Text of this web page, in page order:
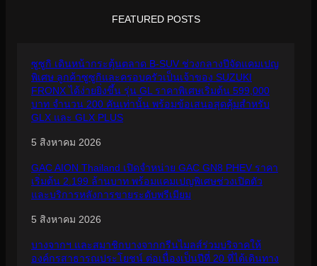
FEATURED POSTS
ซูซูกิ เดินหน้ากระตุ้นตลาด B-SUV ช่วงกลางปีจัดแคมเปญ
พิเศษ ลูกค้าซูซูกิและครอบครัวเป็นเจ้าของ SUZUKI
FRONX ได้ง่ายยิ่งขึ้น รุ่น GL ราคาพิเศษเริ่มต้น 599,000
บาท จำนวน 200 คันเท่านั้น พร้อมข้อเสนอสุดคุ้มสำหรับ
GLX และ GLX PLUS
5 สิงหาคม 2026
GAC AION Thailand เปิดจำหน่าย GAC GN8 PHEV ราคา
เริ่มต้น 2.199 ล้านบาท พร้อมแคมเปญพิเศษช่วงเปิดตัว
และบริการหลังการขายระดับพรีเมียม
5 สิงหาคม 2026
บางจากฯ และสมาชิกบางจากกรีนไมลส์ร่วมบริจาคให้
องค์กรสาธารณประโยชน์ ต่อเนื่องเป็นปีที่ 20 ที่ได้เดินทาง